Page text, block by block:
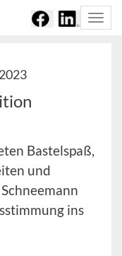
Bastelspaß,
und
ins